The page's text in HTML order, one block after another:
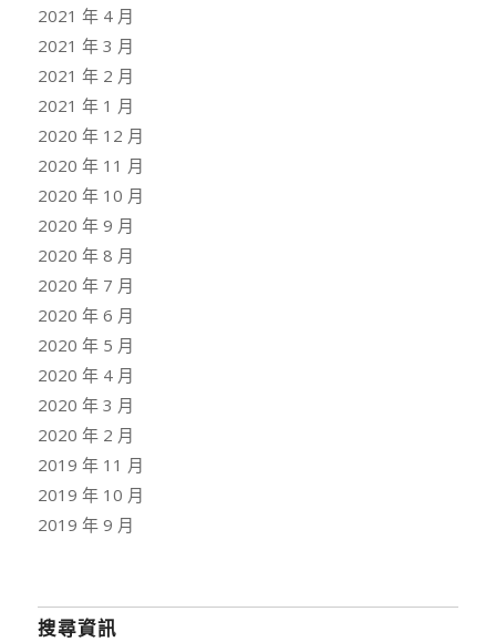
2021 年 4 月
2021 年 3 月
2021 年 2 月
2021 年 1 月
2020 年 12 月
2020 年 11 月
2020 年 10 月
2020 年 9 月
2020 年 8 月
2020 年 7 月
2020 年 6 月
2020 年 5 月
2020 年 4 月
2020 年 3 月
2020 年 2 月
2019 年 11 月
2019 年 10 月
2019 年 9 月
搜尋資訊